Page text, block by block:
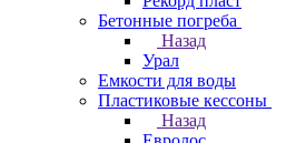
Бетонные погреба
Назад
Урал
Емкости для воды
Пластиковые кессоны
Назад